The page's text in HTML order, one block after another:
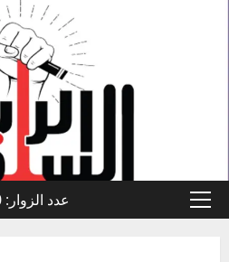
القائمة
عدد الزوار: 1083330